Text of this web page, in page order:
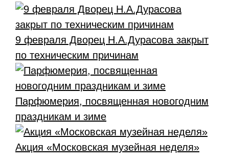
9 февраля Дворец Н.А.Дурасова закрыт
по техническим причинам
Парфюмерия, посвященная новогодним
праздникам и зиме
Акция «Московская музейная неделя»